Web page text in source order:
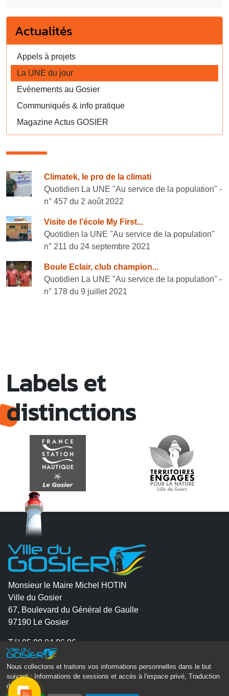
Nous collectons et traitons vos informations personnelles dans le but
suivant :
Informations de sessions et accès à l'espace privé, Traduction
des pages .
Actualités
Appels à projets
La UNE du jour
Evénements au Gosier
Communiqués & info pratique
Magazine Actus GOSIER
Consulter également
Climatek, le pro de la climati
Quotidien La UNE "Au service de la population" -
n° 457 du 2 août 2022
Visite de l’école My First...
Quotidien la UNE "Au service de la population"
n° 211 du 24 septembre 2021
Boule Eclair, club champion...
Quotidien La UNE "Au service de la population" -
n° 178 du 9 juillet 2021
Labels et
distinctions
Monsieur le Maire Michel HOTIN
Ville du Gosier
67, Boulevard du Général de Gaulle
97190 Le Gosier
Tél. 05 90 84 86 86
Envoyer un email
Contacter la P.R.A.D.A
Contactez le délégué à la protection des données